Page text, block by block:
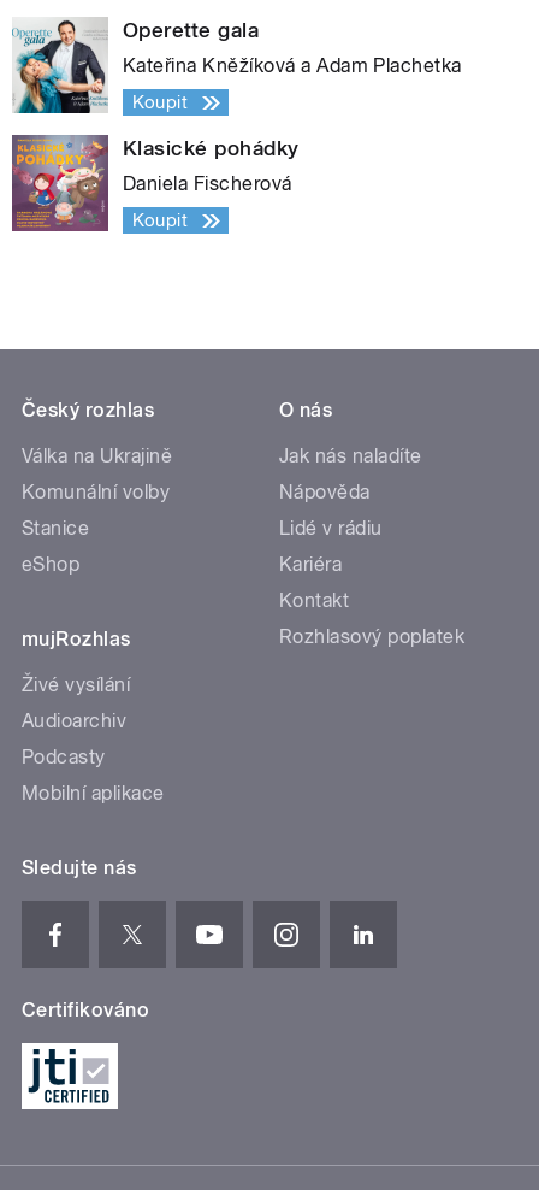
Operette gala
Kateřina Kněžíková a Adam Plachetka
Koupit
Klasické pohádky
Daniela Fischerová
Koupit
Český rozhlas
Válka na Ukrajině
Komunální volby
Stanice
eShop
mujRozhlas
Živé vysílání
Audioarchiv
Podcasty
Mobilní aplikace
O nás
Jak nás naladíte
Nápověda
Lidé v rádiu
Kariéra
Kontakt
Rozhlasový poplatek
Sledujte nás
Certifikováno